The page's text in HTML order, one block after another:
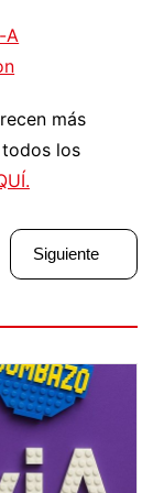
A
más
los
Siguiente